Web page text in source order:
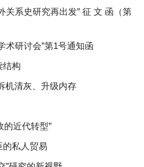
关系史研究再出发” 征 文 函（第
术研讨会”第1号通知函
结构
机清灰、升级内存
的近代转型”
的私人贸易